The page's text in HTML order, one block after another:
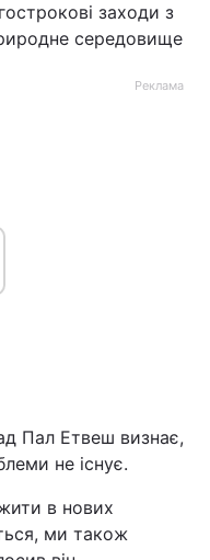
заходи з
середовище
Реклама
Пал Етвеш визнає,
не існує.
в нових
ми також